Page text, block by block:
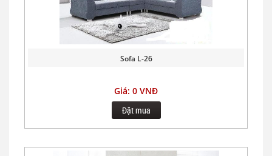
Sofa L-26
Giá: 0 VNĐ
Đặt mua